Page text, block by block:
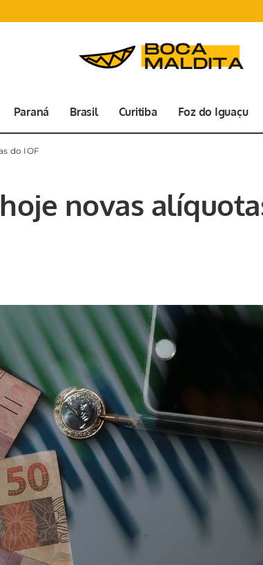
Paraná Brasil Curitiba Foz do Iguaçu
do IOF
novas